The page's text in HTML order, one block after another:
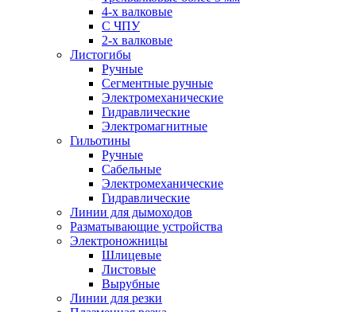
4-х валковые
С ЧПУ
2-х валковые
Листогибы
Ручные
Сегментные ручные
Электромеханические
Гидравлические
Электромагнитные
Гильотины
Ручные
Сабельные
Электромеханические
Гидравлические
Линии для дымоходов
Разматывающие устройства
Электроножницы
Шлицевые
Листовые
Вырубные
Линии для резки